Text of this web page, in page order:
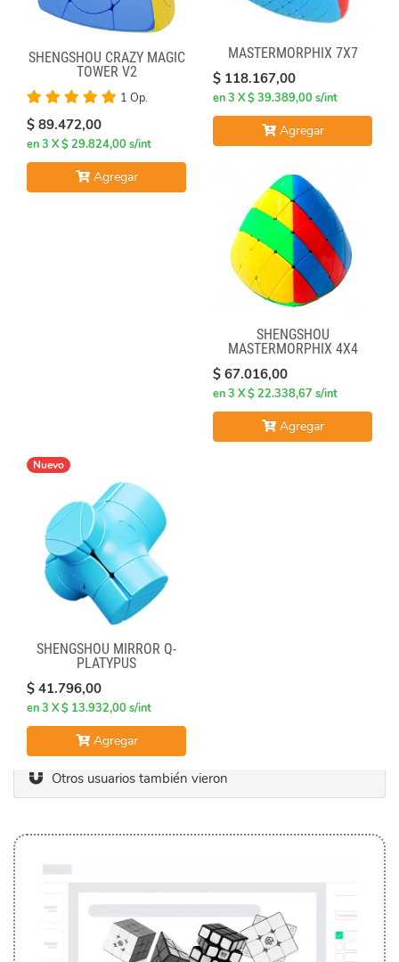
SHENGSHOU CRAZY MAGIC
TOWER V2
1 Op.
$ 89.472,00
en 3 X $ 29.824,00 s/int
Agregar
MASTERMORPHIX 7X7
$ 118.167,00
en 3 X $ 39.389,00 s/int
Agregar
SHENGSHOU
MASTERMORPHIX 4X4
$ 67.016,00
en 3 X $ 22.338,67 s/int
Agregar
Nuevo
SHENGSHOU MIRROR Q-
PLATYPUS
$ 41.796,00
en 3 X $ 13.932,00 s/int
Agregar
Otros usuarios también vieron